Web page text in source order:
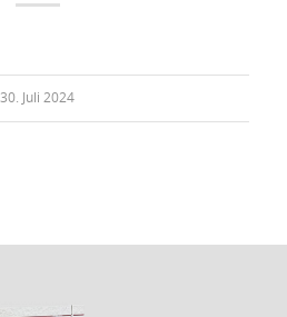
30. Juli 2024